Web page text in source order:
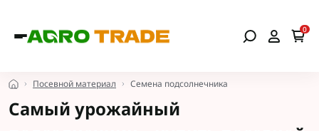
0
Посевной материал Семена подсолнечника
Самый урожайный